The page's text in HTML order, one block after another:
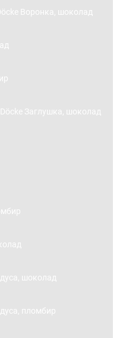
Воронка, шоколад
Döcke Заглушка, шоколад
шоколад
пломбир